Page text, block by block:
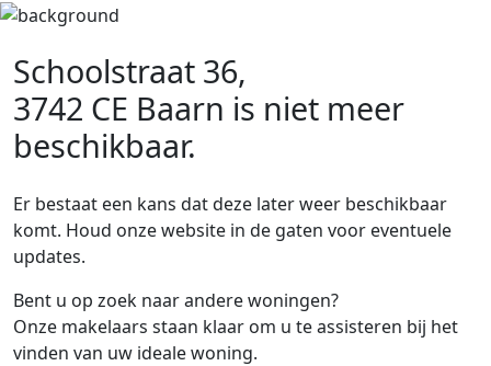
Schoolstraat 36,
3742 CE Baarn is niet meer
beschikbaar.
Er bestaat een kans dat deze later weer beschikbaar
komt. Houd onze website in de gaten voor eventuele
updates.
Bent u op zoek naar andere woningen?
Onze makelaars staan klaar om u te assisteren bij het
vinden van uw ideale woning.